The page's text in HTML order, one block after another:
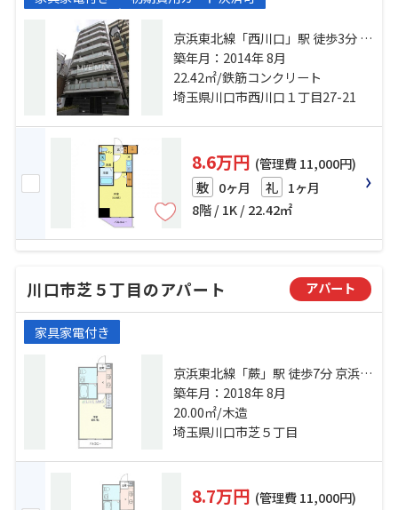
京浜東北線「西川口」駅 徒歩3分 京
浜東北線「蕨」駅 徒歩25分 京浜東
北線「川口」駅 徒歩26分
築年月：2014年 8月
22.42㎡/鉄筋コンクリート
埼玉県川口市西川口１丁目27-21
8.6万円 (管理費 11,000円)
敷 0ヶ月 礼 1ヶ月
8階 / 1K / 22.42㎡
川口市芝５丁目のアパート アパート
家具家電付き
京浜東北線「蕨」駅 徒歩7分 京浜東
北線「西川口」駅 徒歩25分 埼京線
「戸田」駅 徒歩38分
築年月：2018年 8月
20.00㎡/木造
埼玉県川口市芝５丁目
8.7万円 (管理費 11,000円)